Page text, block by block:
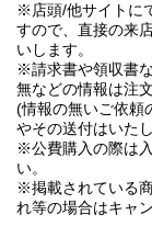
※店頭/他サイトに
すので、直接の来
いします。
※請求書や領収書
無などの情報は注
(情報の無いご依頼
やその送付はいた
※公費購入の際は
い。
※掲載されている
れ等の場合はキャ